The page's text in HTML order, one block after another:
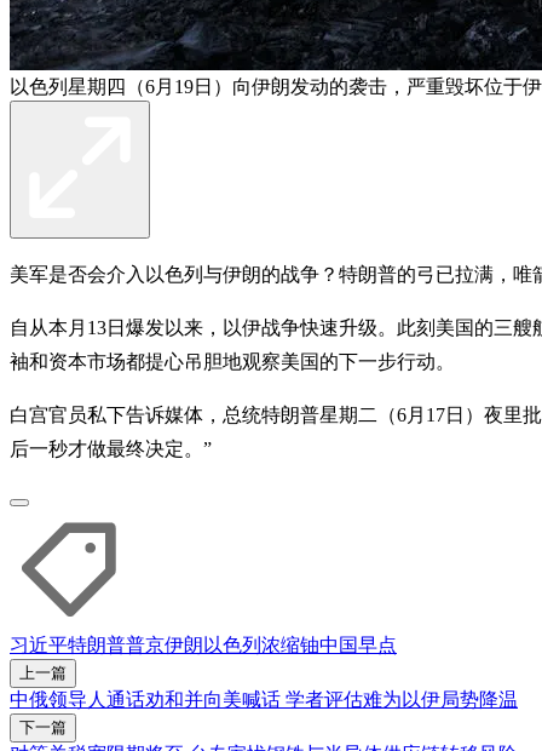
以色列星期四（6月19日）向伊朗发动的袭击，严重毁坏位于
美军是否会介入以色列与伊朗的战争？特朗普的弓已拉满，唯
自从本月13日爆发以来，以伊战争快速升级。此刻美国的三
袖和资本市场都提心吊胆地观察美国的下一步行动。
白宫官员私下告诉媒体，总统特朗普星期二（6月17日）夜里
后一秒才做最终决定。”
习近平特朗普普京伊朗 以色列 浓缩铀中国早点
上一篇
中俄领导人通话劝和并向美喊话 学者评估难为以伊局势降温
下一篇